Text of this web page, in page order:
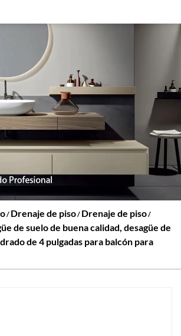
/ Drenaje de piso/ Drenaje de piso/
de suelo de buena calidad, desagüe de
de 4 pulgadas para balcón para